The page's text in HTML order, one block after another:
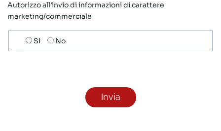
Autorizzo all’invio di informazioni di carattere
marketing/commerciale
Scelta
invio
Si No